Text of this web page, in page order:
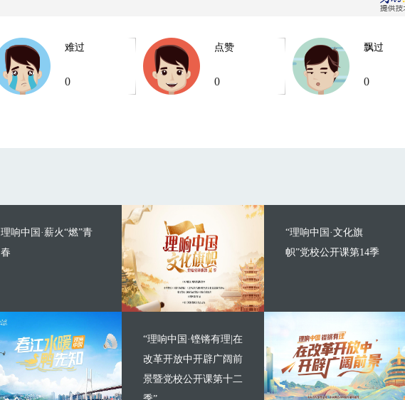
难过
0
点赞
0
飘过
0
理响中国·薪火“燃”青
春
“理响中国·文化旗
帜”党校公开课第14季
“理响中国·铿锵有理|在
改革开放中开辟广阔前
景暨党校公开课第十二